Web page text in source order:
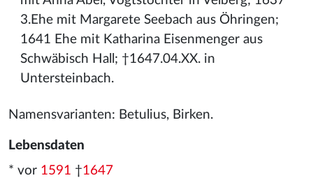
3.Ehe mit Margarete Seebach aus Öhringen;
1641 Ehe mit Katharina Eisenmenger aus
Schwäbisch Hall; †1647.04.XX. in
Untersteinbach.
Namensvarianten: Betulius, Birken.
Lebensdaten
* vor 1591 †1647